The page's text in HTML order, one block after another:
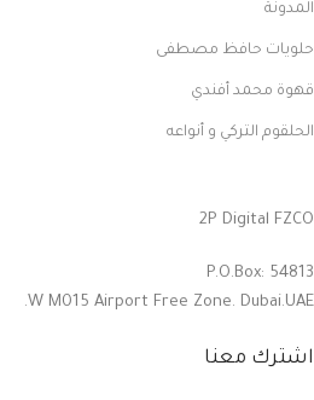
المدونة
حلويات حافظ مصطفى
قهوة محمد أفندي
الحلقوم التركي و أنواعه
2P Digital FZCO
P.O.Box: 54813
W M015 Airport Free Zone. Dubai.UAE.
اشترك معنا